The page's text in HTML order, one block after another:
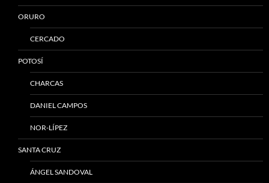
ORURO
CERCADO
POTOSÍ
CHARCAS
DANIEL CAMPOS
NOR-LÍPEZ
SANTA CRUZ
ÁNGEL SANDOVAL